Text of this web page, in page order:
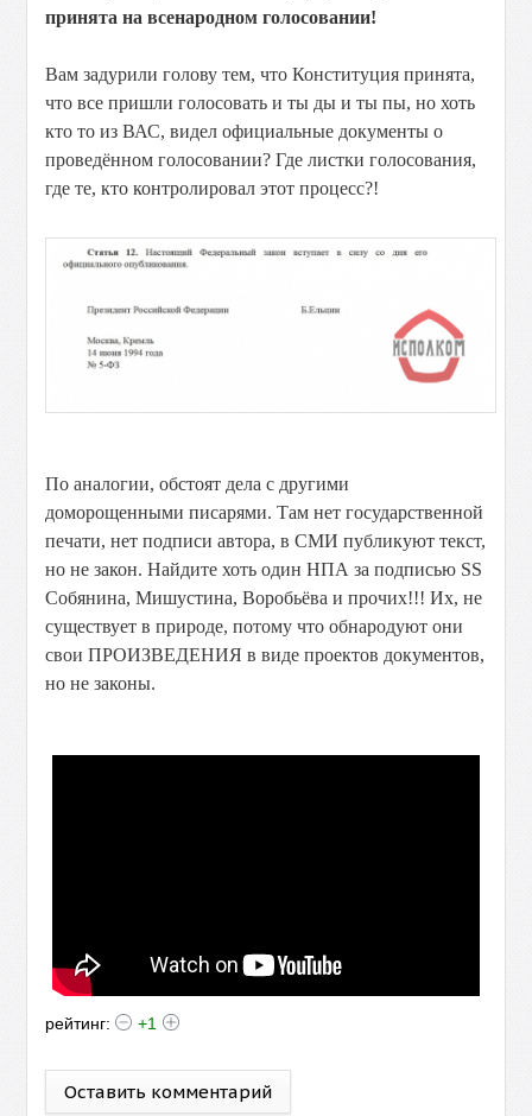
принята на всенародном голосовании!
Вам задурили голову тем, что Конституция принята,
что все пришли голосовать и ты ды и ты пы, но хоть
кто то из ВАС, видел официальные документы о
проведённом голосовании? Где листки голосования,
где те, кто контролировал этот процесс?!
По аналогии, обстоят дела с другими
доморощенными писарями. Там нет государственной
печати, нет подписи автора, в СМИ публикуют текст,
но не закон. Найдите хоть один НПА за подписью SS
Собянина, Мишустина, Воробьёва и прочих!!! Их, не
существует в природе, потому что обнародуют они
свои ПРОИЗВЕДЕНИЯ в виде проектов документов,
но не законы.
рейтинг: +1
Оставить комментарий